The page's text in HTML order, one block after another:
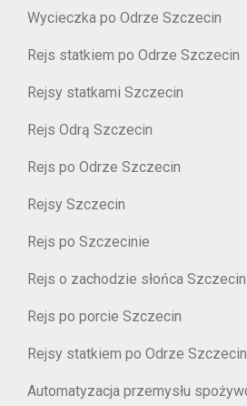
Wycieczka po Odrze Szczecin
Rejs statkiem po Odrze Szczecin
Rejsy statkami Szczecin
Rejs Odrą Szczecin
Rejs po Odrze Szczecin
Rejsy Szczecin
Rejs po Szczecinie
Rejs o zachodzie słońca Szczecin
Rejs po porcie Szczecin
Rejsy statkiem po Odrze Szczecin
Automatyzacja przemysłu